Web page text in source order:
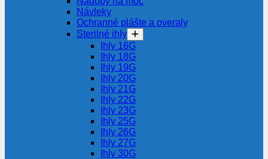
Návleky
Ochranné plášte a overaly
Sterilné ihly
Ihly 16G
Ihly 18G
Ihly 19G
Ihly 20G
Ihly 21G
Ihly 22G
Ihly 23G
Ihly 25G
Ihly 26G
Ihly 27G
Ihly 30G